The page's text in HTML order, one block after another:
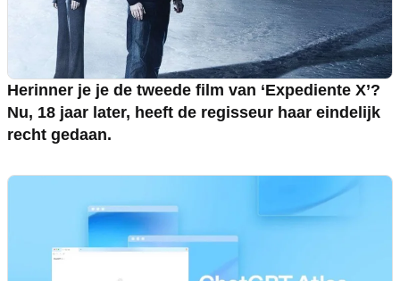
Herinner je je de tweede film van ‘Expediente X’?
Nu, 18 jaar later, heeft de regisseur haar eindelijk
recht gedaan.